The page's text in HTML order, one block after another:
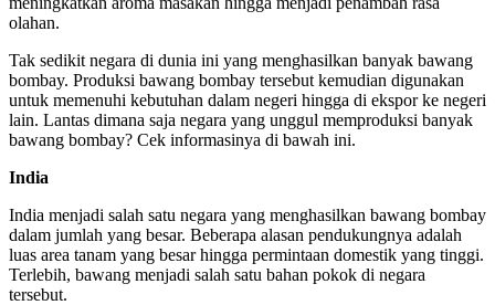
olahan.
Tak sedikit negara di dunia ini yang menghasilkan banyak bawang
bombay. Produksi bawang bombay tersebut kemudian digunakan
untuk memenuhi kebutuhan dalam negeri hingga di ekspor ke negeri
lain. Lantas dimana saja negara yang unggul memproduksi banyak
bawang bombay? Cek informasinya di bawah ini.
India
India menjadi salah satu negara yang menghasilkan bawang bombay
dalam jumlah yang besar. Beberapa alasan pendukungnya adalah
luas area tanam yang besar hingga permintaan domestik yang tinggi.
Terlebih, bawang menjadi salah satu bahan pokok di negara
tersebut.